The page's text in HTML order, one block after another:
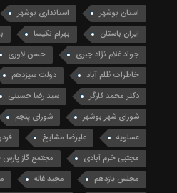
استان بوشهر استانداری بوشهر
ایران باستان
بهرام نکیسا
جواد غلام نژاد جبری
حسن لاوری
خاطرات ظلم آباد
دولت سیزدهم
دکتر محمد کارگر
سید رضا حسینی
شورای شهر بوشهر
شورای پنجم
عسلویه
علیرضا مشایخ
مجتبی خرم آبادی
مجتمع گاز
مجلس یازدهم
مجید غاله